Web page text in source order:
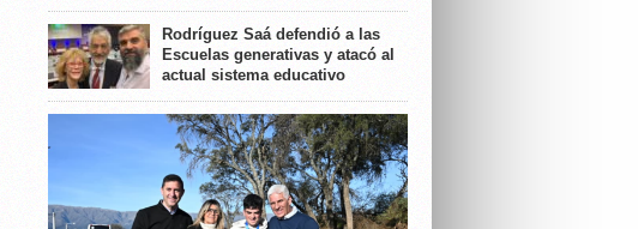
Rodríguez Saá defendió a las
Escuelas generativas y atacó al
actual sistema educativo